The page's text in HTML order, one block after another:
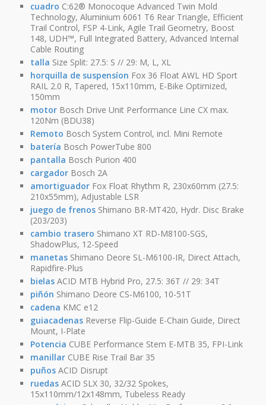
cuadro C:62® Monocoque Advanced Twin Mold
Technology, Aluminium 6061 T6 Rear Triangle, Efficient
Trail Control, FSP 4-Link, Agile Trail Geometry, Boost
148, UDH™, Full Integrated Battery, Advanced Internal
Cable Routing
talla Size Split: 27.5: S // 29: M, L, XL
horquilla de suspensíon Fox 36 Float AWL HD Sport
RAIL 2.0 R, Tapered, 15x110mm, E-Bike Optimized,
150mm
motor Bosch Drive Unit Performance Line CX max.
120Nm (BDU38)
Remoto Bosch System Control, incl. Mini Remote
batería Bosch PowerTube 800
pantalla Bosch Purion 400
cargador Bosch 2A
amortiguador Fox Float Rhythm R, 230x60mm (27.5:
210x55mm), Adjustable LSR
juego de frenos Shimano BR-MT420, Hydr. Disc Brake
(203/203)
cambio trasero Shimano XT RD-M8100-SGS,
ShadowPlus, 12-Speed
manetas Shimano Deore SL-M6100-IR, Direct Attach,
Rapidfire-Plus
bielas ACID MTB Hybrid Pro, 27.5: 36T // 29: 34T
piñón Shimano Deore CS-M6100, 10-51T
cadena KMC e12
guiacadenas Reverse Flip-Guide E-Chain Guide, Direct
Mount, I-Plate
Potencia CUBE Performance Stem E-MTB 35, FPI-Link
manillar CUBE Rise Trail Bar 35
puños ACID Disrupt
ruedas ACID SLX 30, 32/32 Spokes,
15x110mm/12x148mm, Tubeless Ready